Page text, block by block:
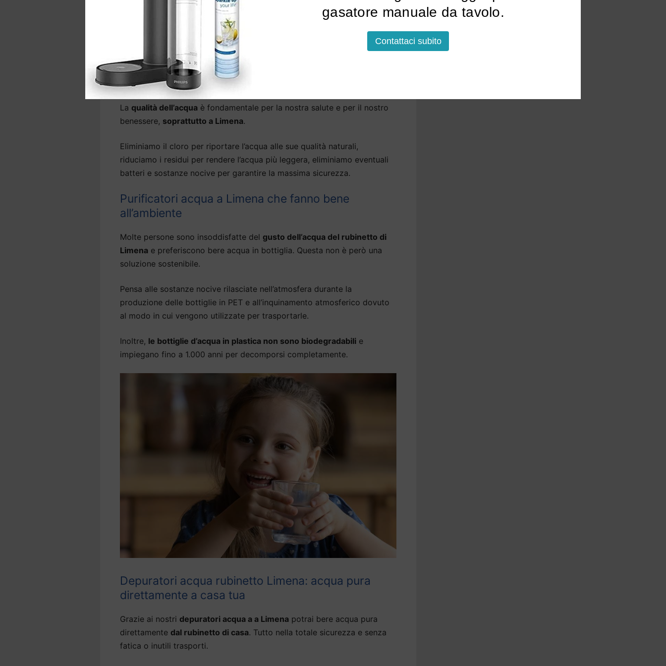
d’acqua precedentemente installato, acqua frizzante, fredda o bollente.
l’installazione a Limena
potrà avvenire sopra o sotto
il lavello e, per alcuni modelli, anche sotto la base della cucina.
Depuratori acqua casa Limena: tutti i benefici di un
depuratore
La qualità dell’acqua è fondamentale per la nostra salute e per il nostro
benessere, soprattutto a Limena.
Eliminiamo il cloro per riportare l’acqua alle sue qualità naturali,
riduciamo i residui per rendere l’acqua più leggera, eliminiamo eventuali
batteri e sostanze nocive per garantire la massima sicurezza.
Purificatori acqua a Limena che fanno bene
all’ambiente
Molte persone sono insoddisfatte del gusto dell’acqua del rubinetto di
Limena e preferiscono bere acqua in bottiglia. Questa non è però una
soluzione sostenibile.
Pensa alle sostanze nocive rilasciate nell’atmosfera durante la
produzione delle bottiglie in PET e all’inquinamento atmosferico dovuto
al modo in cui vengono utilizzate per trasportarle.
Inoltre, le bottiglie d’acqua in plastica non sono biodegradabili e
impiegano fino a 1.000 anni per decomporsi completamente.
Depuratori acqua rubinetto Limena: acqua pura
direttamente a casa tua
Grazie ai nostri depuratori acqua a a Limena potrai bere acqua pura
direttamente dal rubinetto di casa. Tutto nella totale sicurezza e senza
fatica o inutili trasporti.
gasatore manuale da tavolo.
Contattaci subito